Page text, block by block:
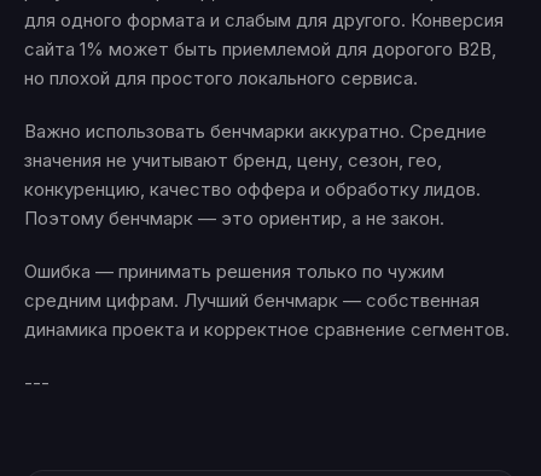
для одного формата и слабым для другого. Конверсия
сайта 1% может быть приемлемой для дорогого B2B,
но плохой для простого локального сервиса.
Важно использовать бенчмарки аккуратно. Средние
значения не учитывают бренд, цену, сезон, гео,
конкуренцию, качество оффера и обработку лидов.
Поэтому бенчмарк — это ориентир, а не закон.
Ошибка — принимать решения только по чужим
средним цифрам. Лучший бенчмарк — собственная
динамика проекта и корректное сравнение сегментов.
---